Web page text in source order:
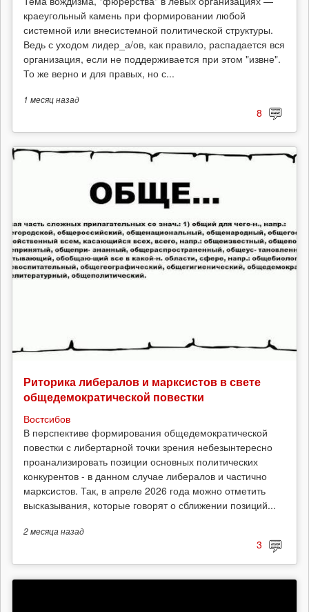
краеугольный камень при формировании любой
системной или внесистемной политической структуры.
Ведь с уходом лидер_а/ов, как правило, распадается вся
организация, если не поддерживается при этом "извне".
То же верно и для правых, но с...
1 месяцназад
8
Риторика либералов и марксистов в свете
общедемократической повестки
Востсибов
В перспективе формирования общедемократической
повестки с либертарной точки зрения небезынтересно
проанализировать позиции основных политических
конкурентов - в данном случае либералов и частично
марксистов. Так, в апреле 2026 года можно отметить
высказывания, которые говорят о сближении позиций...
2 месяцаназад
3